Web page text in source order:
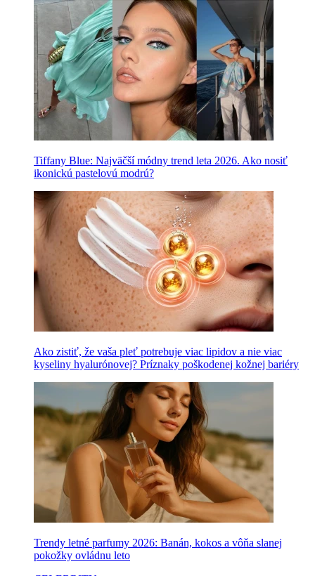
Tiffany Blue: Najväčší módny trend leta 2026. Ako nosiť
ikonickú pastelovú modrú?
Ako zistiť, že vaša pleť potrebuje viac lipidov a nie viac
kyseliny hyalurónovej? Príznaky poškodenej kožnej bariéry
Trendy letné parfumy 2026: Banán, kokos a vôňa slanej
pokožky ovládnu leto